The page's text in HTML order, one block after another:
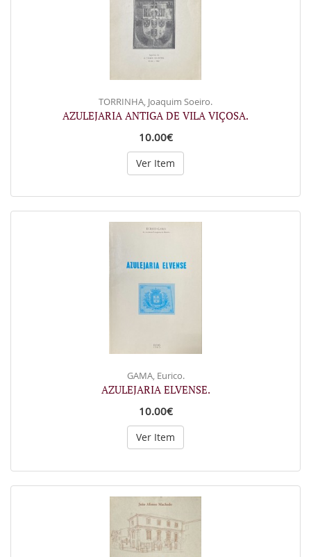
TORRINHA, Joaquim Soeiro.
AZULEJARIA ANTIGA DE VILA VIÇOSA.
10.00€
Ver Item
GAMA, Eurico.
AZULEJARIA ELVENSE.
10.00€
Ver Item